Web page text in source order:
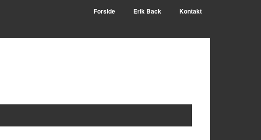
Forside Erik Back Kontakt